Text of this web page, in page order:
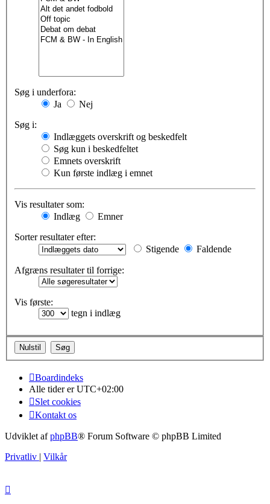
Søg i underfora:
Ja
Nej
Søg i:
Indlæggets overskrift og beskedfelt
Søg kun i beskedfeltet
Emnets overskrift
Kun første indlæg i emnet
Vis resultater som:
Indlæg
Emner
Sorter resultater efter:
Stigende
Faldende
Afgræns resultater til forrige:
Vis første:
tegn i indlæg
Boardindeks
Alle tider erUTC+02:00
Slet cookies
Kontakt os
Udviklet afphpBB® Forum Software © phpBB Limited
Privatliv | Vilkår